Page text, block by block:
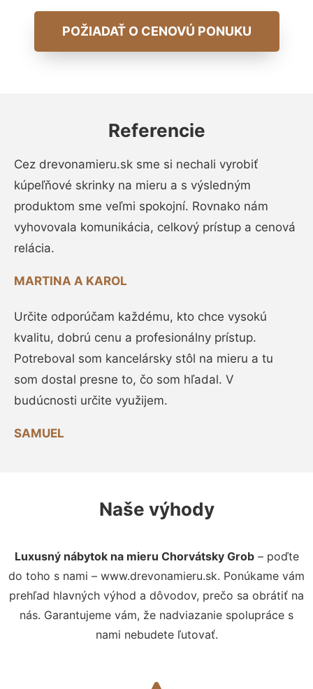
POŽIADAŤ O CENOVÚ PONUKU
Referencie
Cez drevonamieru.sk sme si nechali vyrobiť
kúpeľňové skrinky na mieru a s výsledným
produktom sme veľmi spokojní. Rovnako nám
vyhovovala komunikácia, celkový prístup a cenová
relácia.
MARTINA A KAROL
Určite odporúčam každému, kto chce vysokú
kvalitu, dobrú cenu a profesionálny prístup.
Potreboval som kancelársky stôl na mieru a tu
som dostal presne to, čo som hľadal. V
budúcnosti určite využijem.
SAMUEL
Naše výhody
Luxusný nábytok na mieru Chorvátsky Grob– poďte
do toho s nami – www.drevonamieru.sk. Ponúkame vám
prehľad hlavných výhod a dôvodov, prečo sa obrátiť na
nás. Garantujeme vám, že nadviazanie spolupráce s
nami nebudete ľutovať.